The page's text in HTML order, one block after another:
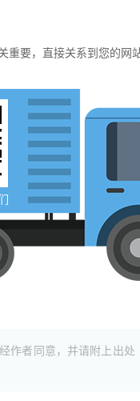
要，直接关系到您的
者同意，并请附上出